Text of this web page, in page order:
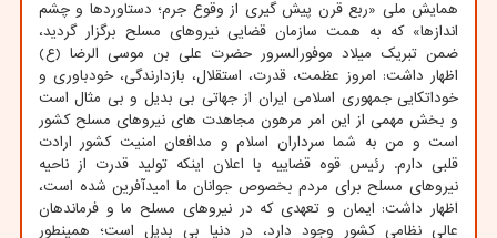
همایش ملی «ربع قرن پیش گیری از وقوع جرم؛ دستاوردها و چشم
اندازها» که به همت سازمان قضایی نیروهای مسلح برگزار گردید،
ضمن تبریک میلاد موفورالسرور حضرت علی بن موسی الرضا (ع)
اظهار داشت: امروز عظمت، قدرت، استقلال، بازدارندگی، خودباوری و
خوداتکایی جمهوری اسلامی ایران از جهاتی بی بدیل و بی مثال است
و بخش مهمی از این امر مرهون مجاهدت های نیروهای مسلح کشور
است و من به شما سرداران اسلام و مدافعان امنیت کشور ارادت
قلبی دارم. رئیس قوه قضاییه با اعلان اینکه تولید قدرت از ناحیه
نیروهای مسلح برای مردم بخصوص جوانان ما امیدآفرین شده است،
اظهار داشت: ایمان و تعهدی که در نیروهای مسلح ما و فرماندهان
عالی نظامی کشور وجود دارد، در دنیا بی بدیل است؛ همینطور